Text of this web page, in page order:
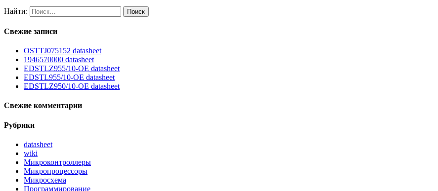
Найти:
Свежие записи
OSTTJ075152 datasheet
1946570000 datasheet
EDSTLZ955/10-OE datasheet
EDSTL955/10-OE datasheet
EDSTLZ950/10-OE datasheet
Свежие комментарии
Рубрики
datasheet
wiki
Микроконтроллеры
Микропроцессоры
Микросхема
Программирование